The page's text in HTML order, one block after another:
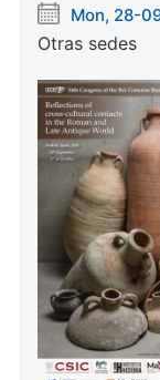
Mon, 28-
Otras sedes